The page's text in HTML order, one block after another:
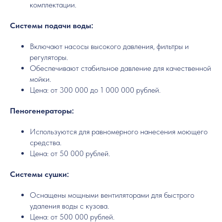
комплектации.
Системы подачи воды:
Включают насосы высокого давления, фильтры и
регуляторы.
Обеспечивают стабильное давление для качественной
мойки.
Цена: от 300 000 до 1 000 000 рублей.
Пеногенераторы:
Используются для равномерного нанесения моющего
средства.
Цена: от 50 000 рублей.
Системы сушки:
Оснащены мощными вентиляторами для быстрого
удаления воды с кузова.
Цена: от 500 000 рублей.